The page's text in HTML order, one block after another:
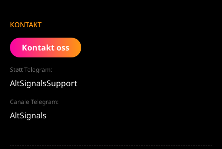
KONTAKT
Kontakt oss
Støtt Telegram:
AltSignalsSupport
Canale Telegram:
AltSignals